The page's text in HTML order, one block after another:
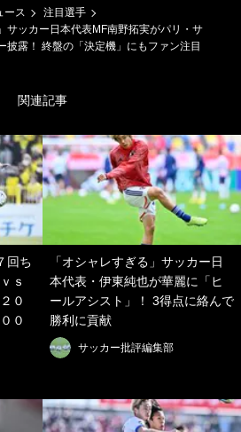
ース
注目選手
サッカー日本代表MF南野拓実がパリ・サ
披露！ 終盤の「決定機」にもファン注目
関連記事
回ち
ｓ
０
０
「オシャレすぎる」サッカー日
本代表・伊東純也が華麗に「ヒ
ールアシスト」！ 3得点に絡んで
勝利に貢献
サッカー批評編集部